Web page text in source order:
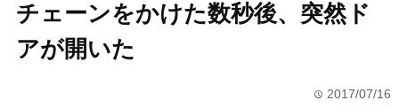
チェーンをかけた数秒後、突然ド
アが開いた
time 2017/07/16